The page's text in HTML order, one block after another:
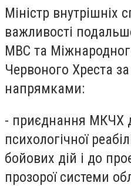
Міністр внутрішніх
важливості
МВС та
Червоного Хреста
напрямками:
- приєднання МКЧХ
психологічної
бойових дій і до
прозорої системи